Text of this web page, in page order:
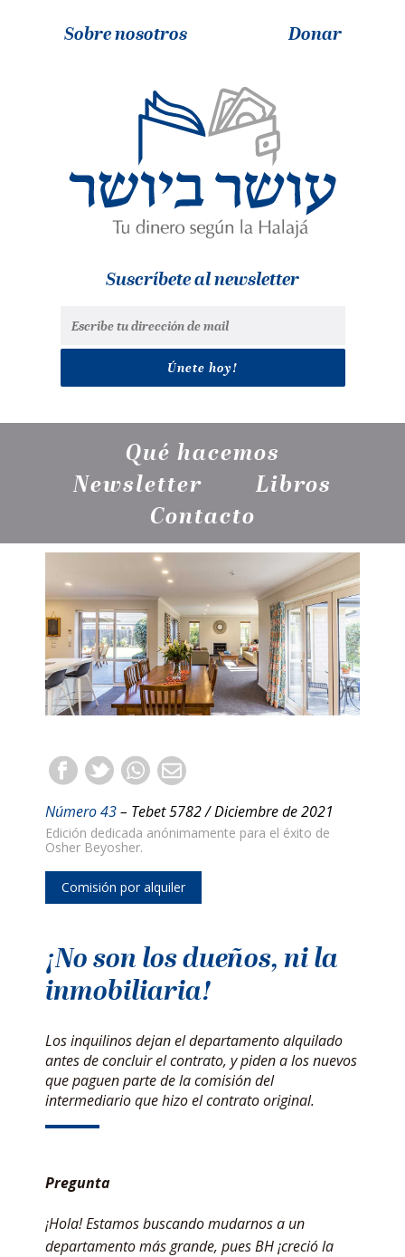
Sobre nosotros Donar
Suscríbete al newsletter
Qué hacemos
Newsletter
Libros
Contacto
Número 43– Tebet 5782 / Diciembre de 2021
Edición dedicada anónimamente para el éxito de
Osher Beyosher.
Comisión por alquiler
¡No son los dueños, ni la
inmobiliaria!
Los inquilinos dejan el departamento alquilado
antes de concluir el contrato, y piden a los nuevos
que paguen parte de la comisión del
intermediario que hizo el contrato original.
Pregunta
¡Hola! Estamos buscando mudarnos a un
departamento más grande, pues BH ¡creció la